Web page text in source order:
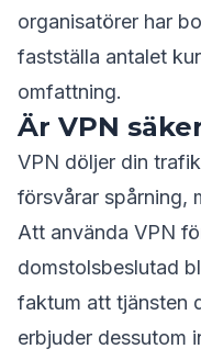
organisatörer har
fastställa antalet
omfattning.
Är VPN
VPN döljer din
försvårar spårning,
Att använda VPN
domstolsbeslutad
faktum att tjänsten
erbjuder dessutom